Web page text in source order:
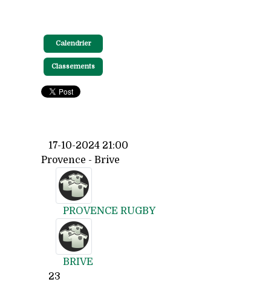
Calendrier
Classements
17-10-2024 21:00
Provence - Brive
PROVENCE RUGBY
BRIVE
23